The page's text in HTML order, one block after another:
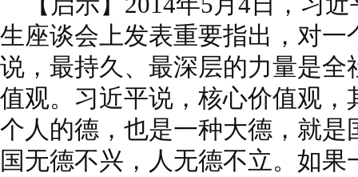
生座谈会上发表重要指出，对一
说，最持久、最深层的力量是全
值观。习近平说，核心价值观，
个人的德，也是一种大德，就是
国无德不兴，人无德不立。如